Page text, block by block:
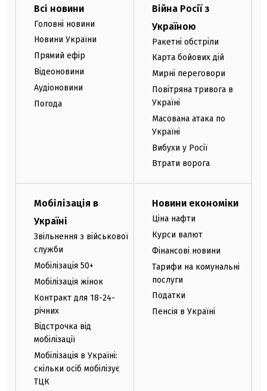
Всі новини
Головні новини
Новини України
Прямий ефір
Відеоновини
Аудіоновини
Погода
Війна Росії з
Україною
Ракетні обстріли
Карта бойових дій
Мирні переговори
Повітряна тривога в
Україні
Масована атака по
Україні
Вибухи у Росії
Втрати ворога
Мобілізація в
Україні
Звільнення з військової
служби
Мобілізація 50+
Мобілізація жінок
Контракт для 18-24-
річних
Відстрочка від
мобілізації
Мобілізація в Україні:
скільки осіб мобілізує
ТЦК
Новини економіки
Ціна нафти
Курси валют
Фінансові новини
Тарифи на комунальні
послуги
Податки
Пенсія в Україні